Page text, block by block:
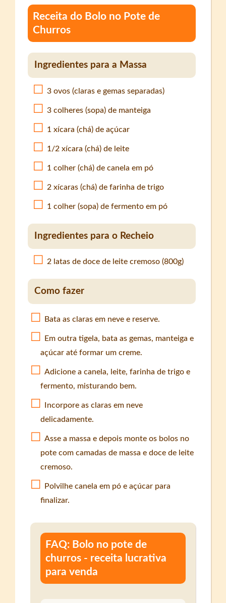
Receita do Bolo no Pote de
Churros
Ingredientes para a Massa
3 ovos (claras e gemas separadas)
3 colheres (sopa) de manteiga
1 xícara (chá) de açúcar
1/2 xícara (chá) de leite
1 colher (chá) de canela em pó
2 xícaras (chá) de farinha de trigo
1 colher (sopa) de fermento em pó
Ingredientes para o Recheio
2 latas de doce de leite cremoso (800g)
Como fazer
Bata as claras em neve e reserve.
Em outra tigela, bata as gemas, manteiga e
açúcar até formar um creme.
Adicione a canela, leite, farinha de trigo e
fermento, misturando bem.
Incorpore as claras em neve
delicadamente.
Asse a massa e depois monte os bolos no
pote com camadas de massa e doce de leite
cremoso.
Polvilhe canela em pó e açúcar para
finalizar.
FAQ: Bolo no pote de
churros - receita lucrativa
para venda